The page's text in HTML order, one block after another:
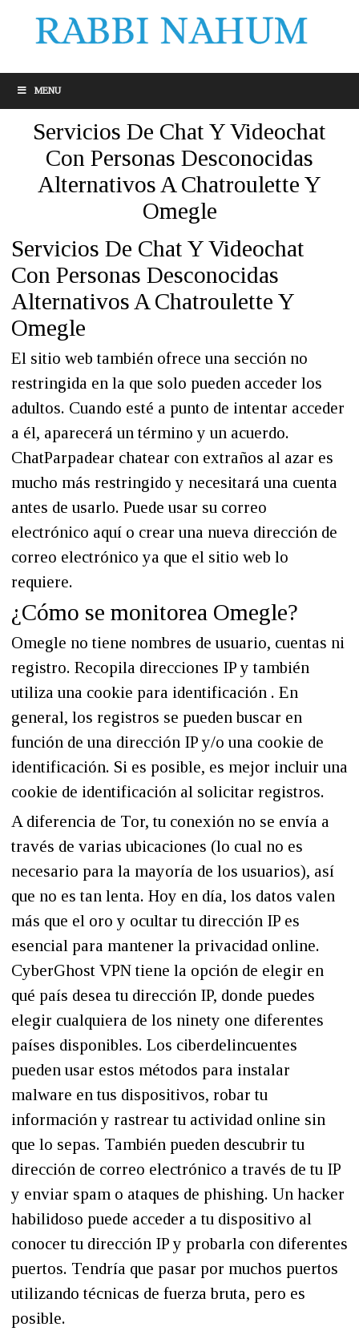
MENU
Servicios De Chat Y Videochat
Con Personas Desconocidas
Alternativos A Chatroulette Y
Omegle
Servicios De Chat Y Videochat
Con Personas Desconocidas
Alternativos A Chatroulette Y
Omegle
El sitio web también ofrece una sección no
restringida en la que solo pueden acceder los
adultos. Cuando esté a punto de intentar acceder
a él, aparecerá un término y un acuerdo.
ChatParpadear chatear con extraños al azar es
mucho más restringido y necesitará una cuenta
antes de usarlo. Puede usar su correo
electrónico aquí o crear una nueva dirección de
correo electrónico ya que el sitio web lo
requiere.
¿Cómo se monitorea Omegle?
Omegle no tiene nombres de usuario, cuentas ni
registro. Recopila direcciones IP y también
utiliza una cookie para identificación . En
general, los registros se pueden buscar en
función de una dirección IP y/o una cookie de
identificación. Si es posible, es mejor incluir una
cookie de identificación al solicitar registros.
A diferencia de Tor, tu conexión no se envía a
través de varias ubicaciones (lo cual no es
necesario para la mayoría de los usuarios), así
que no es tan lenta. Hoy en día, los datos valen
más que el oro y ocultar tu dirección IP es
esencial para mantener la privacidad online.
CyberGhost VPN tiene la opción de elegir en
qué país desea tu dirección IP, donde puedes
elegir cualquiera de los ninety one diferentes
países disponibles. Los ciberdelincuentes
pueden usar estos métodos para instalar
malware en tus dispositivos, robar tu
información y rastrear tu actividad online sin
que lo sepas. También pueden descubrir tu
dirección de correo electrónico a través de tu IP
y enviar spam o ataques de phishing. Un hacker
habilidoso puede acceder a tu dispositivo al
conocer tu dirección IP y probarla con diferentes
puertos. Tendría que pasar por muchos puertos
utilizando técnicas de fuerza bruta, pero es
posible.